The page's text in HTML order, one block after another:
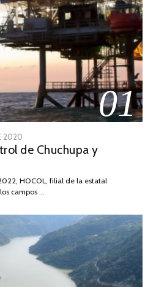
01
2020
DE
2026
de Chuchupa y
HOCOL, filial de la estatal
campos …